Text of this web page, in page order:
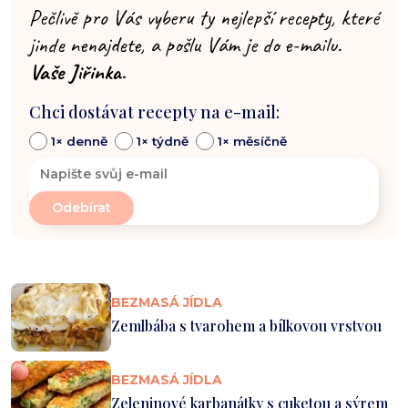
Pečlivě pro Vás vyberu ty nejlepší recepty, které
jinde nenajdete, a pošlu Vám je do e-mailu.
Vaše Jiřinka.
Chci dostávat recepty na e-mail:
1× denně 1× týdně 1× měsíčně
BEZMASÁ JÍDLA
Zemlbába s tvarohem a bílkovou vrstvou
BEZMASÁ JÍDLA
Zeleninové karbanátky s cuketou a sýrem